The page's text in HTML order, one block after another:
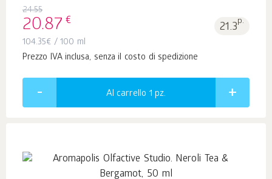
24.55
20.87 € 21.3p.
104.35€ / 100 ml
Prezzo IVA inclusa, senza il costo di spedizione
Al carrello 1 pz.